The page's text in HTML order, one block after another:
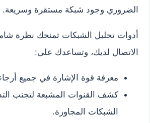
الضروري وجود شبكة مستقرة وسريعة.
أدوات تحليل الشبكات تمنحك نظرة
الاتصال لديك، وتساعدك على:
معرفة قوة الإشارة في جميع
كشف القنوات المشبعة لتجنب
الشبكات المجاورة.